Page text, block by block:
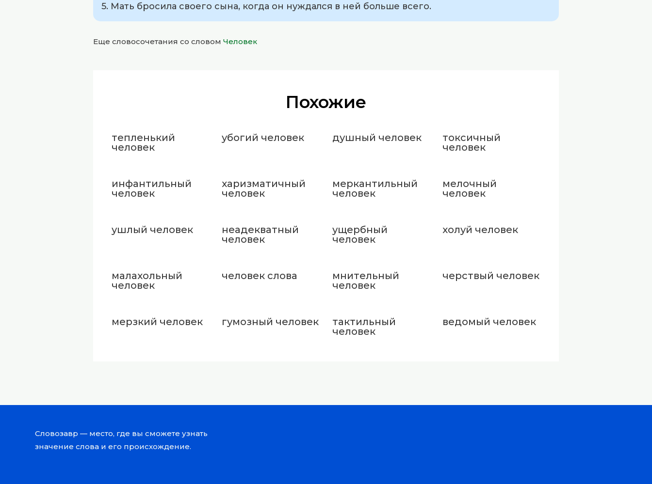
5. Мать бросила своего сына, когда он нуждался в ней больше всего.
Еще словосочетания со словом Человек
Похожие
тепленький
человек
убогий человек душный человек
токсичный
человек
инфантильный
человек
харизматичный
человек
меркантильный
человек
мелочный
человек
ушлый человек
неадекватный
человек
ущербный
человек
холуй человек
малахольный
человек
человек слова
мнительный
человек
черствый человек
мерзкий человек гумозный человек
тактильный
человек
ведомый человек
Словозавр — место, где вы сможете узнать
значение слова и его происхождение.